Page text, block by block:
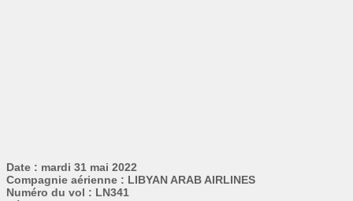
Date : mardi 31 mai 2022
Compagnie aérienne : LIBYAN ARAB AIRLINES
Numéro du vol : LN341